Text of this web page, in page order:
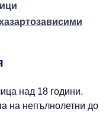
над 18 години.
на непълнолетни до